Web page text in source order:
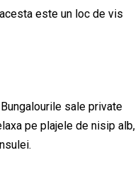
este un loc de vis
sale private
pe plajele de nisip alb,